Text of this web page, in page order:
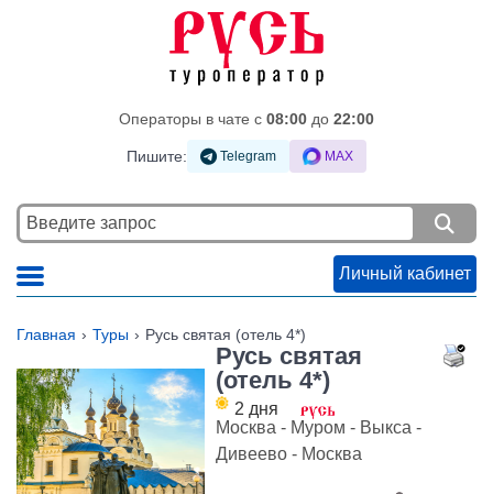
Операторы в чате c 08:00 до 22:00
Пишите: Telegram MAX
Личный кабинет
Главная Туры Русь святая (отель 4*)
Русь святая
(отель 4*)
2 дня
Москва - Муром - Выкса -
Дивеево - Москва